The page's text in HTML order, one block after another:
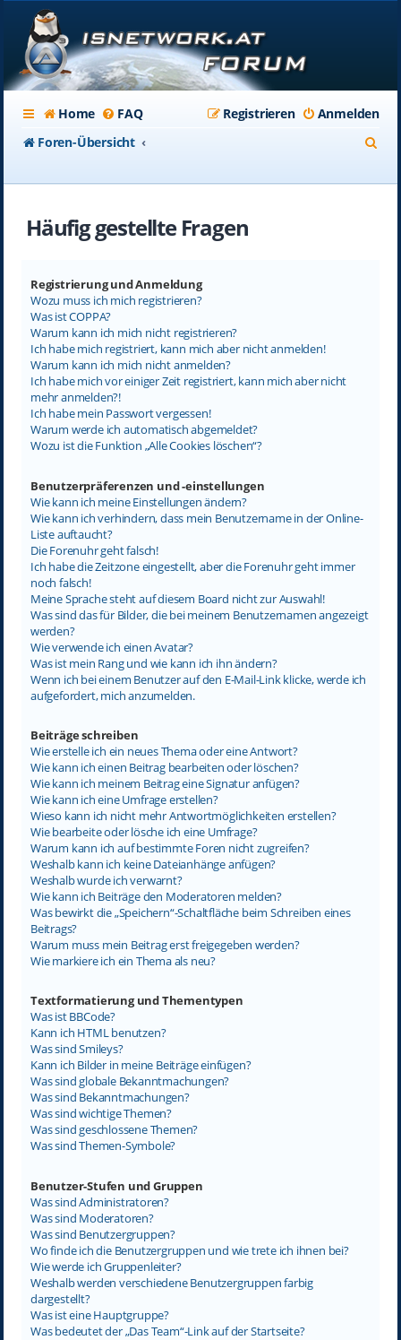
Home FAQ Anmelden
Registrieren
Foren-Übersicht
Häufig gestellte Fragen
Registrierung und Anmeldung
Wozu muss ich mich registrieren?
Was ist COPPA?
Warum kann ich mich nicht registrieren?
Ich habe mich registriert, kann mich aber nicht anmelden!
Warum kann ich mich nicht anmelden?
Ich habe mich vor einiger Zeit registriert, kann mich aber nicht
mehr anmelden?!
Ich habe mein Passwort vergessen!
Warum werde ich automatisch abgemeldet?
Wozu ist die Funktion „Alle Cookies löschen“?
Benutzerpräferenzen und -einstellungen
Wie kann ich meine Einstellungen ändern?
Wie kann ich verhindern, dass mein Benutzername in der Online-
Liste auftaucht?
Die Forenuhr geht falsch!
Ich habe die Zeitzone eingestellt, aber die Forenuhr geht immer
noch falsch!
Meine Sprache steht auf diesem Board nicht zur Auswahl!
Was sind das für Bilder, die bei meinem Benutzernamen angezeigt
werden?
Wie verwende ich einen Avatar?
Was ist mein Rang und wie kann ich ihn ändern?
Wenn ich bei einem Benutzer auf den E-Mail-Link klicke, werde ich
aufgefordert, mich anzumelden.
Beiträge schreiben
Wie erstelle ich ein neues Thema oder eine Antwort?
Wie kann ich einen Beitrag bearbeiten oder löschen?
Wie kann ich meinem Beitrag eine Signatur anfügen?
Wie kann ich eine Umfrage erstellen?
Wieso kann ich nicht mehr Antwortmöglichkeiten erstellen?
Wie bearbeite oder lösche ich eine Umfrage?
Warum kann ich auf bestimmte Foren nicht zugreifen?
Weshalb kann ich keine Dateianhänge anfügen?
Weshalb wurde ich verwarnt?
Wie kann ich Beiträge den Moderatoren melden?
Was bewirkt die „Speichern“-Schaltfläche beim Schreiben eines
Beitrags?
Warum muss mein Beitrag erst freigegeben werden?
Wie markiere ich ein Thema als neu?
Textformatierung und Thementypen
Was ist BBCode?
Kann ich HTML benutzen?
Was sind Smileys?
Kann ich Bilder in meine Beiträge einfügen?
Was sind globale Bekanntmachungen?
Was sind Bekanntmachungen?
Was sind wichtige Themen?
Was sind geschlossene Themen?
Was sind Themen-Symbole?
Benutzer-Stufen und Gruppen
Was sind Administratoren?
Was sind Moderatoren?
Was sind Benutzergruppen?
Wo finde ich die Benutzergruppen und wie trete ich ihnen bei?
Wie werde ich Gruppenleiter?
Weshalb werden verschiedene Benutzergruppen farbig
dargestellt?
Was ist eine Hauptgruppe?
Was bedeutet der „Das Team“-Link auf der Startseite?